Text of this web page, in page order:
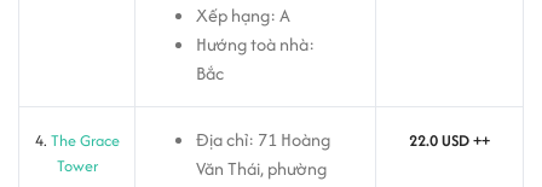
Xếp hạng: A
Hướng toà nhà:
Bắc
4. The Grace
Tower
Địa chỉ: 71 Hoàng
Văn Thái, phường
22.0 USD ++